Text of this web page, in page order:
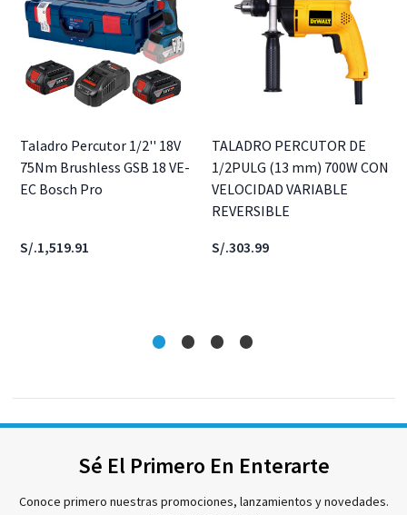
Taladro Percutor 1/2'' 18V
75Nm Brushless GSB 18 VE-
EC Bosch Pro
S/.1,519.91
TALADRO PERCUTOR DE
1/2PULG (13 mm) 700W CON
VELOCIDAD VARIABLE
REVERSIBLE
S/.303.99
Sé El Primero En Enterarte
Conoce primero nuestras promociones, lanzamientos y novedades.